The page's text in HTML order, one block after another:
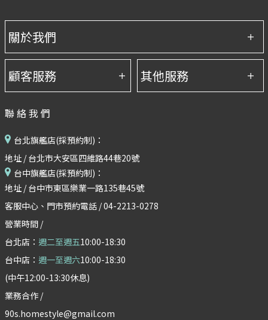
聯絡我們
台北旗艦店(採預約制)：
地址 / 台北市大安區四維路44巷20號
台中旗艦店(採預約制)：
地址 / 台中市東區樂業一路135巷45號
客服中心、門市預約電話 / 04-2213-0278
營業時間 /
台北店： 週二至週五10:00-18:30
台中店： 週一至週六10:00-18:30
(中午12:00-13:30休息)
業務合作 /
90s.homestyle@gmail.com